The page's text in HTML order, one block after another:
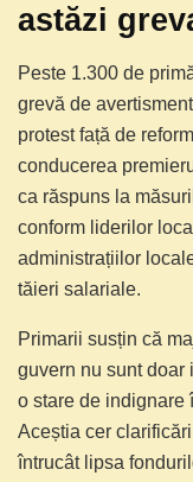
astăzi
Peste 1.300 de
grevă de
protest față de
conducerea
ca răspuns la
conform liderilor
administrațiilor
tăieri salariale.
Primarii susțin că
guvern nu sunt doar
o stare de indignare
Aceștia cer
întrucât lipsa